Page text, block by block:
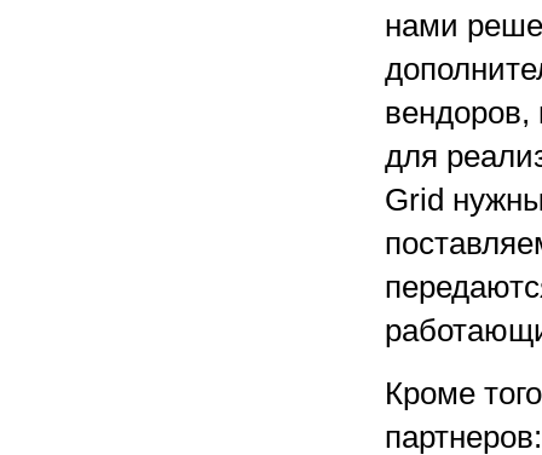
нами
вендоров,
для
Grid
Кроме